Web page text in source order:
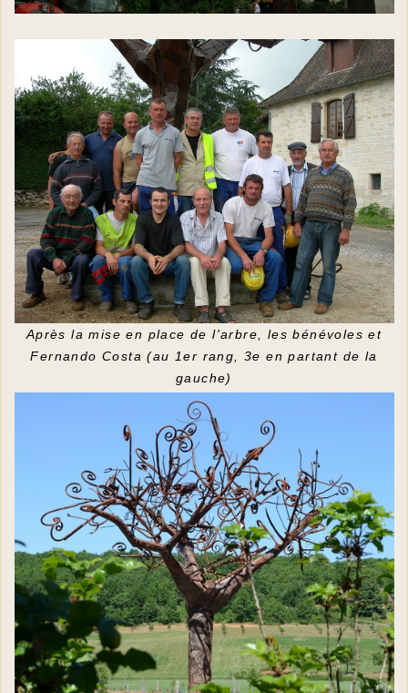
Après la mise en place de l'arbre, les bénévoles et
Fernando Costa (au 1er rang, 3e en partant de la
gauche)